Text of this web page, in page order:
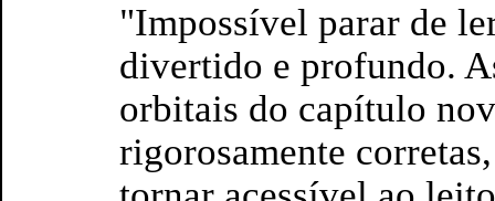
"Impossível parar de
divertido e profundo.
orbitais do capítulo
rigorosamente